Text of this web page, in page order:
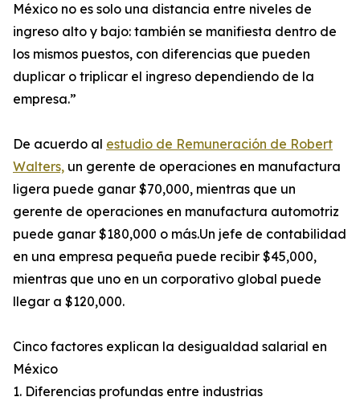
México no es solo una distancia entre niveles de
ingreso alto y bajo: también se manifiesta dentro de
los mismos puestos, con diferencias que pueden
duplicar o triplicar el ingreso dependiendo de la
empresa.”
De acuerdo al estudio de Remuneración de Robert
Walters, un gerente de operaciones en manufactura
ligera puede ganar $70,000, mientras que un
gerente de operaciones en manufactura automotriz
puede ganar $180,000 o más.Un jefe de contabilidad
en una empresa pequeña puede recibir $45,000,
mientras que uno en un corporativo global puede
llegar a $120,000.
Cinco factores explican la desigualdad salarial en
México
1. Diferencias profundas entre industrias